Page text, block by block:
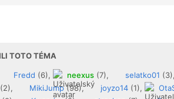
TOTO TÉMA
Fredd (6), neexus (7), selatko01 (3),
(2), MikiJump(98), joyzo14 (1),